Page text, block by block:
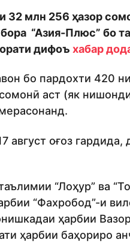
32 млн 256 ҳазор
“Азия-Плюс” бо
дифоъ хабар
бо пардохти 420
аст (як
август оғоз гардида,
“Лоҳур” ва
“Фахробод”-и
ҳарбии
ҳарбии баҳориро